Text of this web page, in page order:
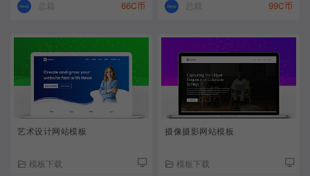
总裁 66C币 总裁 99C币
艺术设计网站模板
模板下载
摄像摄影网站模板
模板下载